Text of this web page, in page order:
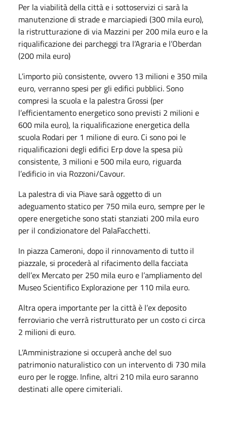
Per la viabilità della città e i sottoservizi ci sarà la
manutenzione di strade e marciapiedi (300 mila euro),
la ristrutturazione di via Mazzini per 200 mila euro e la
riqualificazione dei parcheggi tra l’Agraria e l’Oberdan
(200 mila euro)
L’importo più consistente, ovvero 13 milioni e 350 mila
euro, verranno spesi per gli edifici pubblici. Sono
compresi la scuola e la palestra Grossi (per
l’efficientamento energetico sono previsti 2 milioni e
600 mila euro), la riqualificazione energetica della
scuola Rodari per 1 milione di euro. Ci sono poi le
riqualificazioni degli edifici Erp dove la spesa più
consistente, 3 milioni e 500 mila euro, riguarda
l’edificio in via Rozzoni/Cavour.
La palestra di via Piave sarà oggetto di un
adeguamento statico per 750 mila euro, sempre per le
opere energetiche sono stati stanziati 200 mila euro
per il condizionatore del PalaFacchetti.
In piazza Cameroni, dopo il rinnovamento di tutto il
piazzale, si procederà al rifacimento della facciata
dell’ex Mercato per 250 mila euro e l’ampliamento del
Museo Scientifico Explorazione per 110 mila euro.
Altra opera importante per la città è l’ex deposito
ferroviario che verrà ristrutturato per un costo ci circa
2 milioni di euro.
L’Amministrazione si occuperà anche del suo
patrimonio naturalistico con un intervento di 730 mila
euro per le rogge. Infine, altri 210 mila euro saranno
destinati alle opere cimiteriali.